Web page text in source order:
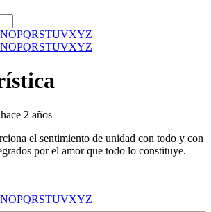
NOPQRSTUVXYZ
NOPQRSTUVXYZ
hace 2 años
el sentimiento de unidad con todo y con
por el amor que todo lo constituye.
NOPQRSTUVXYZ